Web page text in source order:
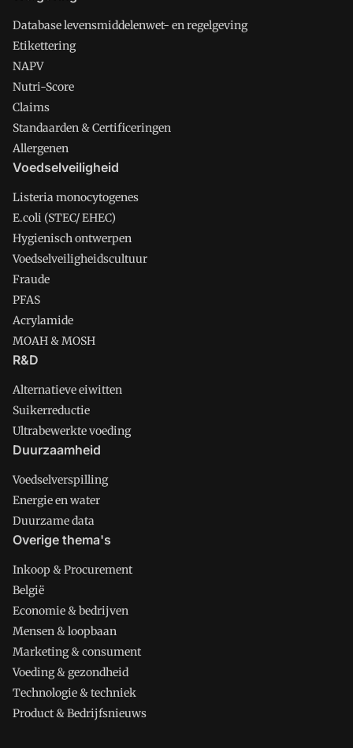
Database levensmiddelenwet- en regelgeving
Etikettering
NAPV
Nutri-Score
Claims
Standaarden & Certificeringen
Allergenen
Voedselveiligheid
Listeria monocytogenes
E.coli (STEC/ EHEC)
Hygienisch ontwerpen
Voedselveiligheidscultuur
Fraude
PFAS
Acrylamide
MOAH & MOSH
R&D
Alternatieve eiwitten
Suikerreductie
Ultrabewerkte voeding
Duurzaamheid
Voedselverspilling
Energie en water
Duurzame data
Overige thema's
Inkoop & Procurement
België
Economie & bedrijven
Mensen & loopbaan
Marketing & consument
Voeding & gezondheid
Technologie & techniek
Product & Bedrijfsnieuws